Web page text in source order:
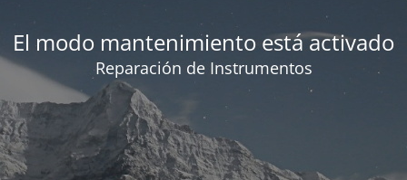
El modo mantenimiento está activado
Reparación de Instrumentos